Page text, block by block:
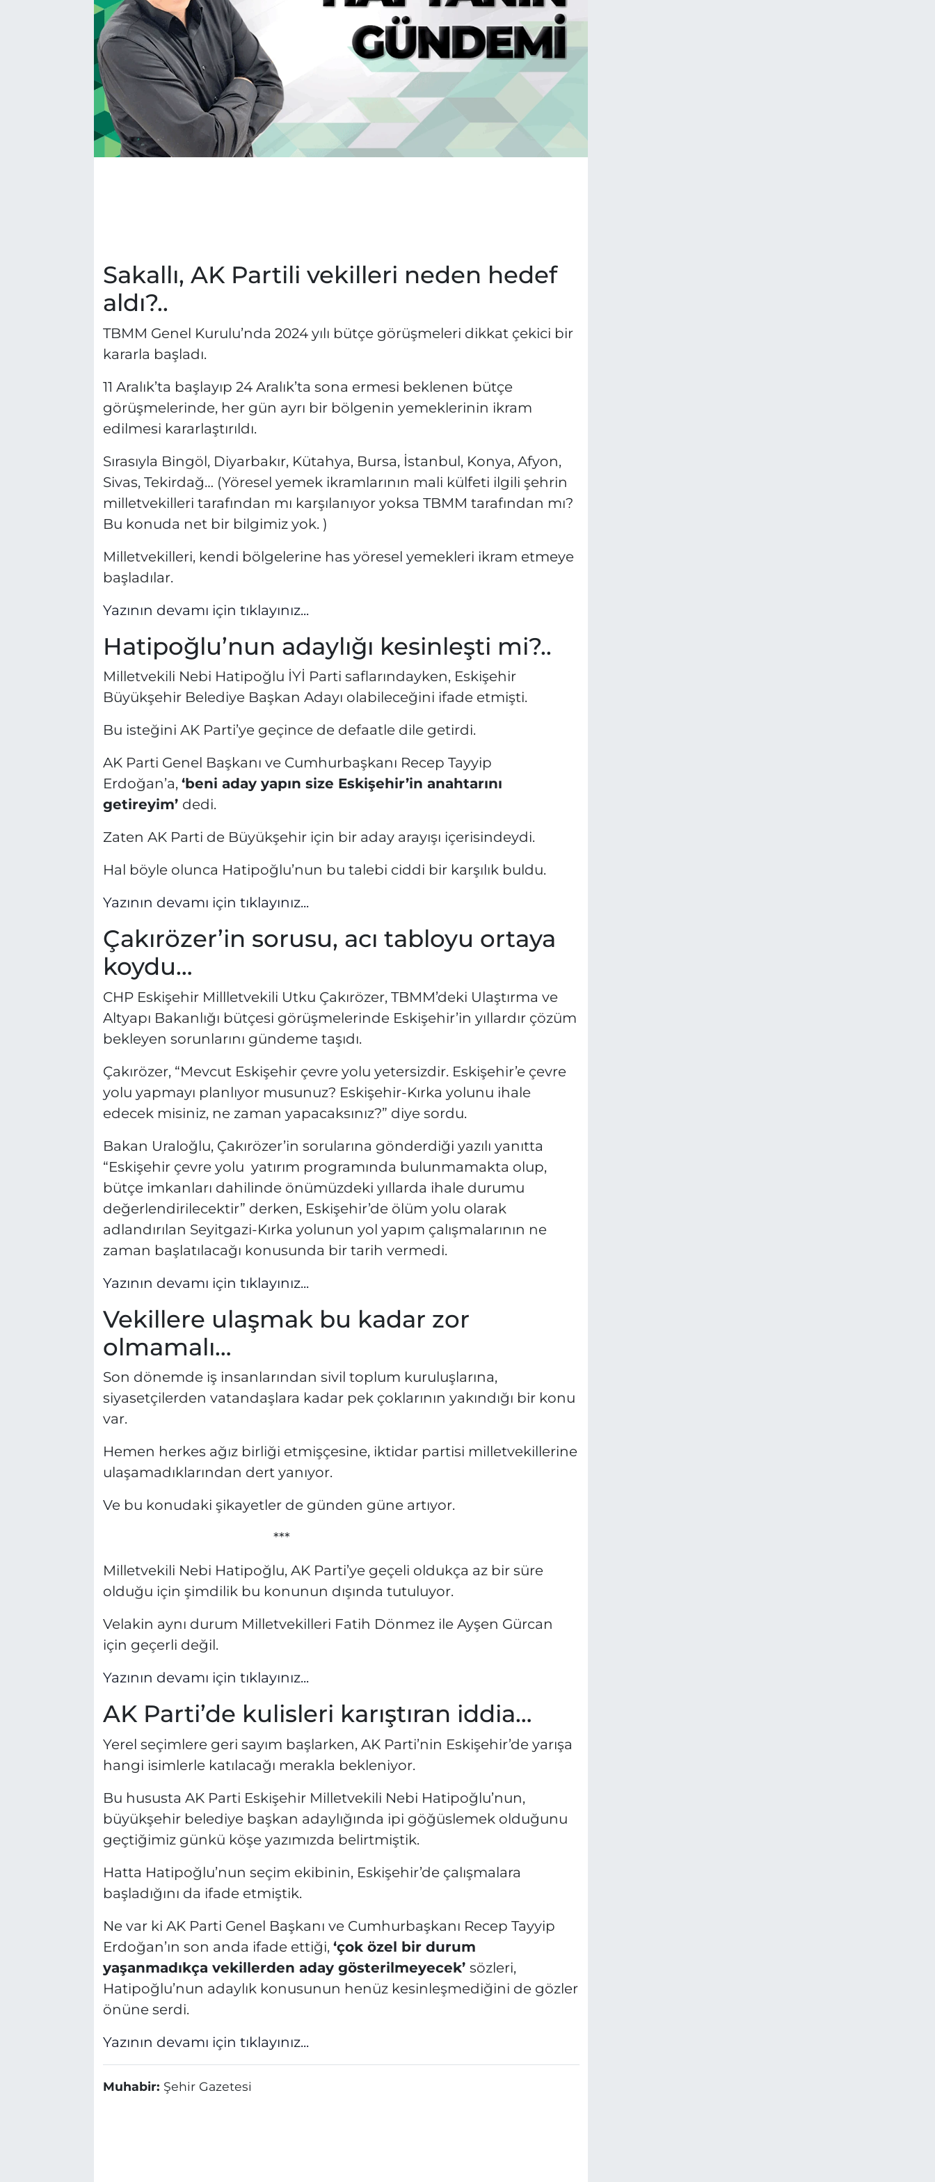
Sakallı, AK Partili vekilleri neden hedef
aldı?..
TBMM Genel Kurulu’nda 2024 yılı bütçe görüşmeleri dikkat çekici bir
kararla başladı.
11 Aralık’ta başlayıp 24 Aralık’ta sona ermesi beklenen bütçe
görüşmelerinde, her gün ayrı bir bölgenin yemeklerinin ikram
edilmesi kararlaştırıldı.
Sırasıyla Bingöl, Diyarbakır, Kütahya, Bursa, İstanbul, Konya, Afyon,
Sivas, Tekirdağ… (Yöresel yemek ikramlarının mali külfeti ilgili şehrin
milletvekilleri tarafından mı karşılanıyor yoksa TBMM tarafından mı?
Bu konuda net bir bilgimiz yok. )
Milletvekilleri, kendi bölgelerine has yöresel yemekleri ikram etmeye
başladılar.
Yazının devamı için tıklayınız...
Hatipoğlu’nun adaylığı kesinleşti mi?..
Milletvekili Nebi Hatipoğlu İYİ Parti saflarındayken, Eskişehir
Büyükşehir Belediye Başkan Adayı olabileceğini ifade etmişti.
Bu isteğini AK Parti’ye geçince de defaatle dile getirdi.
AK Parti Genel Başkanı ve Cumhurbaşkanı Recep Tayyip
Erdoğan’a, ‘beni aday yapın size Eskişehir’in anahtarını
getireyim’ dedi.
Zaten AK Parti de Büyükşehir için bir aday arayışı içerisindeydi.
Hal böyle olunca Hatipoğlu’nun bu talebi ciddi bir karşılık buldu.
Yazının devamı için tıklayınız...
Çakırözer’in sorusu, acı tabloyu ortaya
koydu…
CHP Eskişehir Millletvekili Utku Çakırözer, TBMM’deki Ulaştırma ve
Altyapı Bakanlığı bütçesi görüşmelerinde Eskişehir’in yıllardır çözüm
bekleyen sorunlarını gündeme taşıdı.
Çakırözer, “Mevcut Eskişehir çevre yolu yetersizdir. Eskişehir’e çevre
yolu yapmayı planlıyor musunuz? Eskişehir-Kırka yolunu ihale
edecek misiniz, ne zaman yapacaksınız?” diye sordu.
Bakan Uraloğlu, Çakırözer’in sorularına gönderdiği yazılı yanıtta
“Eskişehir çevre yolu yatırım programında bulunmamakta olup,
bütçe imkanları dahilinde önümüzdeki yıllarda ihale durumu
değerlendirilecektir” derken, Eskişehir’de ölüm yolu olarak
adlandırılan Seyitgazi-Kırka yolunun yol yapım çalışmalarının ne
zaman başlatılacağı konusunda bir tarih vermedi.
Yazının devamı için tıklayınız...
Vekillere ulaşmak bu kadar zor
olmamalı…
Son dönemde iş insanlarından sivil toplum kuruluşlarına,
siyasetçilerden vatandaşlara kadar pek çoklarının yakındığı bir konu
var.
Hemen herkes ağız birliği etmişçesine, iktidar partisi milletvekillerine
ulaşamadıklarından dert yanıyor.
Ve bu konudaki şikayetler de günden güne artıyor.
***
Milletvekili Nebi Hatipoğlu, AK Parti’ye geçeli oldukça az bir süre
olduğu için şimdilik bu konunun dışında tutuluyor.
Velakin aynı durum Milletvekilleri Fatih Dönmez ile Ayşen Gürcan
için geçerli değil.
Yazının devamı için tıklayınız...
AK Parti’de kulisleri karıştıran iddia…
Yerel seçimlere geri sayım başlarken, AK Parti’nin Eskişehir’de yarışa
hangi isimlerle katılacağı merakla bekleniyor.
Bu hususta AK Parti Eskişehir Milletvekili Nebi Hatipoğlu’nun,
büyükşehir belediye başkan adaylığında ipi göğüslemek olduğunu
geçtiğimiz günkü köşe yazımızda belirtmiştik.
Hatta Hatipoğlu’nun seçim ekibinin, Eskişehir’de çalışmalara
başladığını da ifade etmiştik.
Ne var ki AK Parti Genel Başkanı ve Cumhurbaşkanı Recep Tayyip
Erdoğan’ın son anda ifade ettiği, ‘çok özel bir durum
yaşanmadıkça vekillerden aday gösterilmeyecek’ sözleri,
Hatipoğlu’nun adaylık konusunun henüz kesinleşmediğini de gözler
önüne serdi.
Yazının devamı için tıklayınız...
Muhabir: Şehir Gazetesi